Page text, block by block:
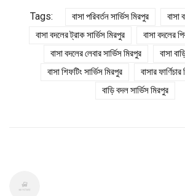
Tags: বাসা পরিবর্তন সার্ভিস মিরপুর
বাসা
বাসা বদলের ট্রাক সার্ভিস মিরপুর
বাসা বদলের
বাসা বদলের লেবার সার্ভিস মিরপুর
বাসা
বাসা শিফটিং সার্ভিস মিরপুর
বাসার
বাড়ি বদল সার্ভিস মিরপুর